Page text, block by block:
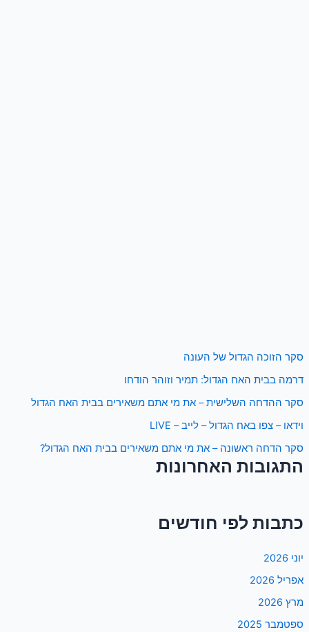
סקר הזוכה הגדול של העונה
דרמה בבית האח הגדול: תמיר וזוהר הודחו
סקר ההדחה השלישית – את מי אתם משאירים בבית האח הגדול
וידאו – צפו באח הגדול – לייב – LIVE
סקר הדחה ראשונה – את מי אתם משאירים בבית האח הגדול?
התגובות האחרונות
כתבות לפי חודשים
יוני 2026
אפריל 2026
מרץ 2026
ספטמבר 2025